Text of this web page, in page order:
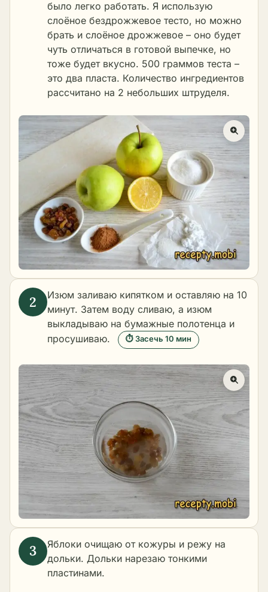
было легко работать. Я использую
слоёное бездрожжевое тесто, но можно
брать и слоёное дрожжевое – оно будет
чуть отличаться в готовой выпечке, но
тоже будет вкусно. 500 граммов теста –
это два пласта. Количество ингредиентов
рассчитано на 2 небольших штруделя.
Изюм заливаю кипятком и оставляю на 10
минут. Затем воду сливаю, а изюм
выкладываю на бумажные полотенца и
просушиваю.
⏱ Засечь 10 мин
Яблоки очищаю от кожуры и режу на
дольки. Дольки нарезаю тонкими
пластинами.